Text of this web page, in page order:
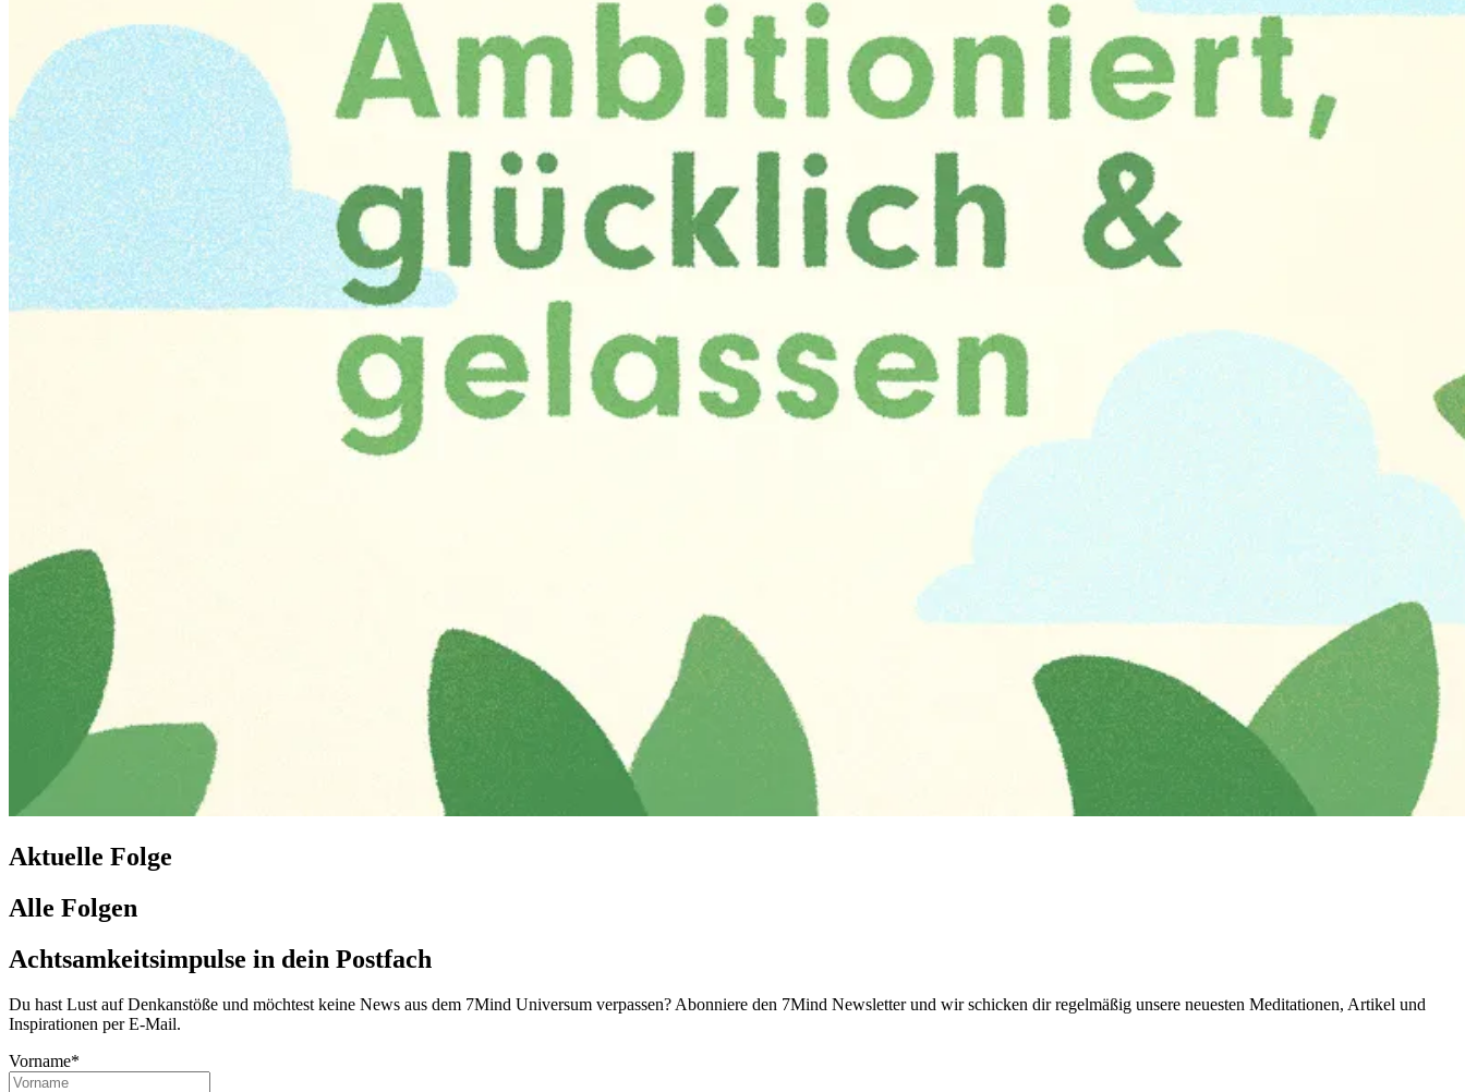
Aktuelle Folge
Alle Folgen
Achtsamkeitsimpulse in dein Postfach
Du hast Lust auf Denkanstöße und möchtest keine News aus dem 7Mind Universum verpassen? Abon­niere den 7Mind News­let­ter und wir schicken dir regelmäßig unsere neuesten Meditationen, Artikel und
Inspirationen per E-Mail.
Vorname*